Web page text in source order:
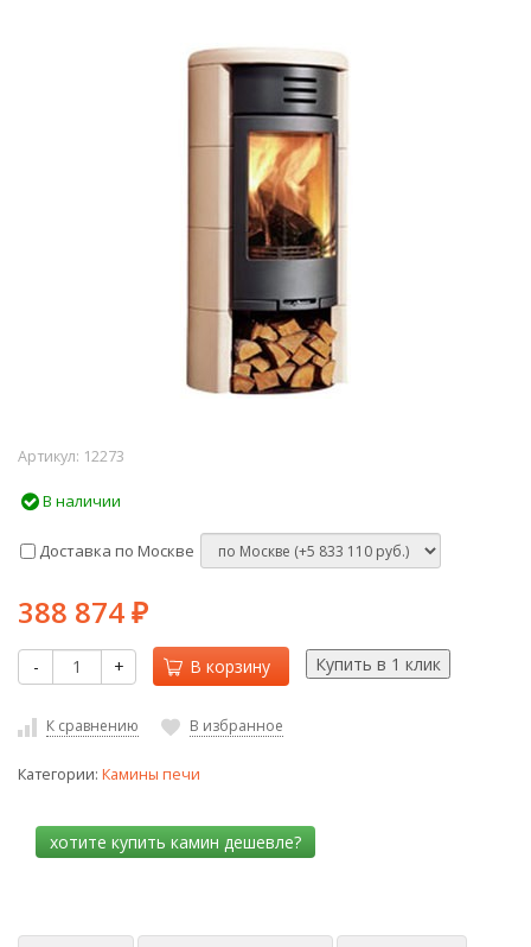
Артикул: 12273
В наличии
Доставка по Москве
388 874 ₽
- + В корзину
К сравнению В избранное
Категории: Камины печи